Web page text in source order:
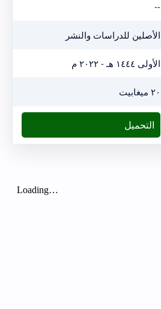
--
الأصلين للدراسات والنشر
الأولى ١٤٤٤ هـ - ٢٠٢٢ م
٢٠ ميغابيت
التحميل